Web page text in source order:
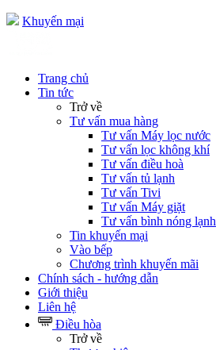
Khuyến mại
Trang chủ
Tin tức
Trở về
Tư vấn mua hàng
Tư vấn Máy lọc nước
Tư vấn lọc không khí
Tư vấn điều hoà
Tư vấn tủ lạnh
Tư vấn Tivi
Tư vấn Máy giặt
Tư vấn bình nóng lạnh
Tin khuyến mại
Vào bếp
Chương trình khuyến mãi
Chính sách - hướng dẫn
Giới thiệu
Liên hệ
Điều hòa
Trở về